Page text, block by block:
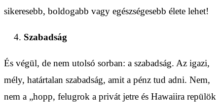
sikeresebb, boldogabb vagy egészségesebb élete lehet!
Szabadság
És végül, de nem utolsó sorban: a szabadság. Az igazi,
mély, határtalan szabadság, amit a pénz tud adni. Nem,
nem a „hopp, felugrok a privát jetre és Hawaiira repülök